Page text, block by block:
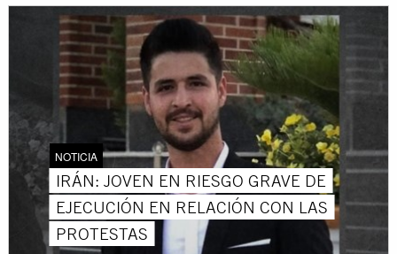
NOTICIA
IRÁN: JOVEN EN RIESGO GRAVE DE
EJECUCIÓN EN RELACIÓN CON LAS
PROTESTAS